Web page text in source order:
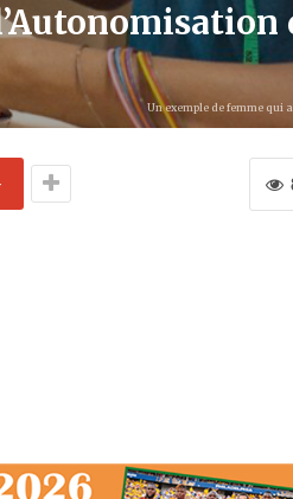
Un exemple de femme qui